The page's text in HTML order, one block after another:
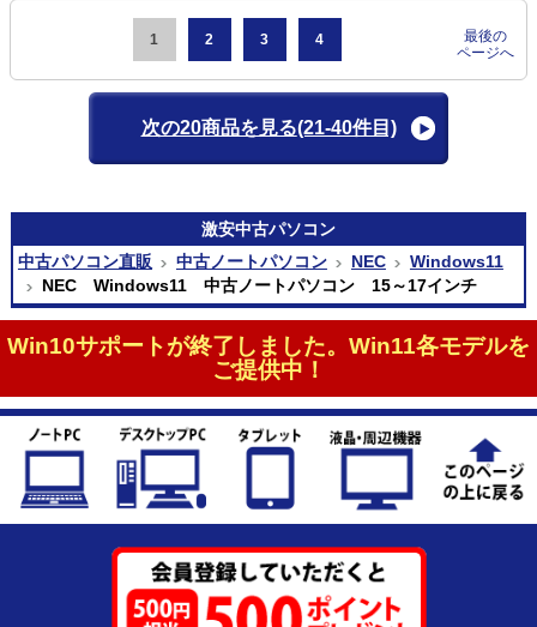
1 2 3 4
最後の
ページへ
次の20商品を見る(21-40件目)
激安中古パソコン
中古パソコン直販
中古ノートパソコン NEC
Windows11
NEC Windows11 中古ノートパソコン 15～17インチ
Win10サポートが終了しました。Win11各モデルを
ご提供中！